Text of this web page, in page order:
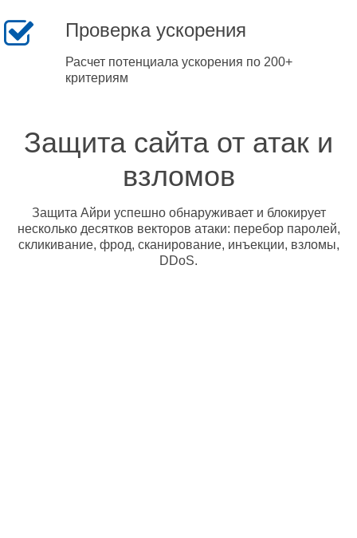
Проверка ускорения
Расчет потенциала ускорения по 200+
критериям
Защита сайта от атак и
взломов
Защита Айри успешно обнаруживает и блокирует
несколько десятков векторов атаки: перебор паролей,
скликивание, фрод, сканирование, инъекции, взломы,
DDoS.